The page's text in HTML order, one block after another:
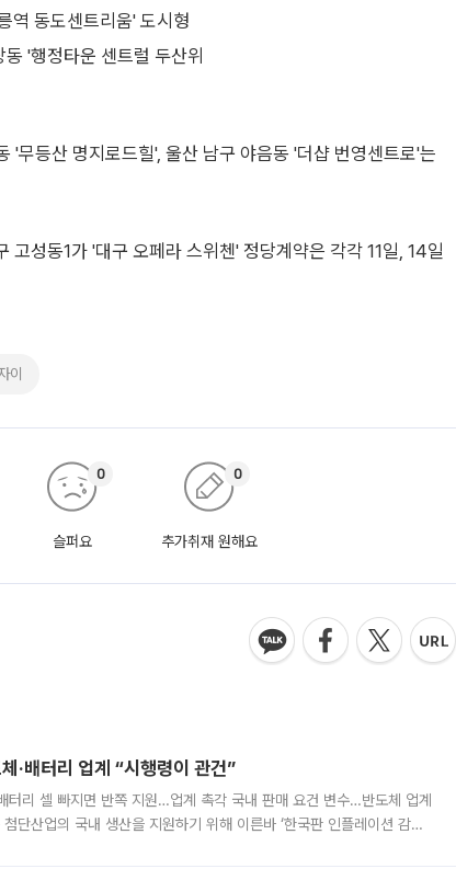
역 동도센트리움' 도시형
'행정타운 센트럴 두산위
'무등산 명지로드힐', 울산 남구 야음동 '더샵 번영센트로'는
성동1가 '대구 오페라 스위첸' 정당계약은 각각 11일, 14일
이
슬퍼요
0
추가취재 원해요
0
·배터리 업계 “시행령이 관건”
터리 셀 빠지면 반쪽 지원…업계 촉각 국내 판매 요건 변수…반도체 업계
단산업의 국내 생산을 지원하기 위해 이른바 ‘한국판 인플레이션 감축